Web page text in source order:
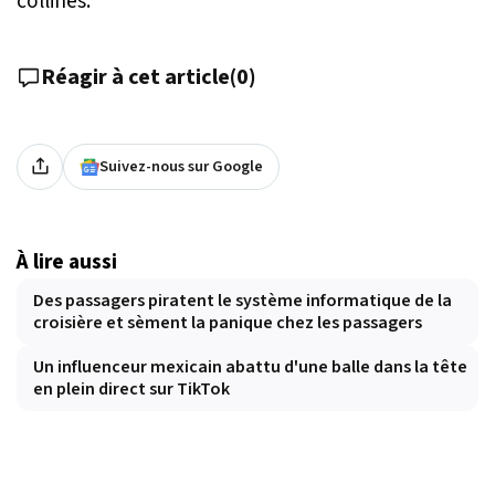
Réagir à cet article(0)
Suivez-nous sur Google
À lire aussi
Des passagers piratent le système informatique de la
croisière et sèment la panique chez les passagers
Un influenceur mexicain abattu d'une balle dans la tête
en plein direct sur TikTok